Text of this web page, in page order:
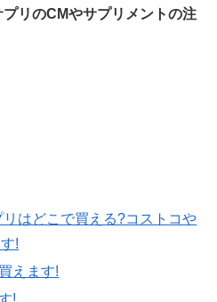
リのCMやサプリメントの注
はどこで買える?コストコや
!
えます!